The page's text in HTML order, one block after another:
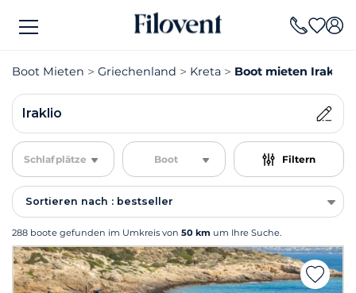
Boot Mieten Griechenland Kreta Boot mieten Iraklio
Iraklio
Schlafplätze Boot Filtern
Sortieren nach : bestseller
288 boote gefunden im Umkreis von 50 km um Ihre Suche.